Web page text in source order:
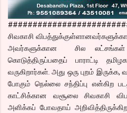
சிவகாசி
அவர்களுக்கான சில லட்சங்கள்
கொடுத்திருப்பதைப் பாராட்டி
வருகிறார்கள். அது ஒரு புறம்
போகும் நெல்லை சந்திப்பு என்கிற
காட்சிக்கான வசூலை சிவகாசி
அளிக்கப் போவதாய்